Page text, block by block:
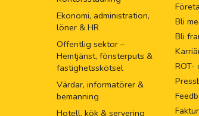
Ekonomi, administration,
löner & HR
Offentlig sektor –
Hemtjänst, fönsterputs &
fastighetsskötsel
Värdar, informatörer &
bemanning
Hotell, kök & servering
Bli
Bli
ROT-